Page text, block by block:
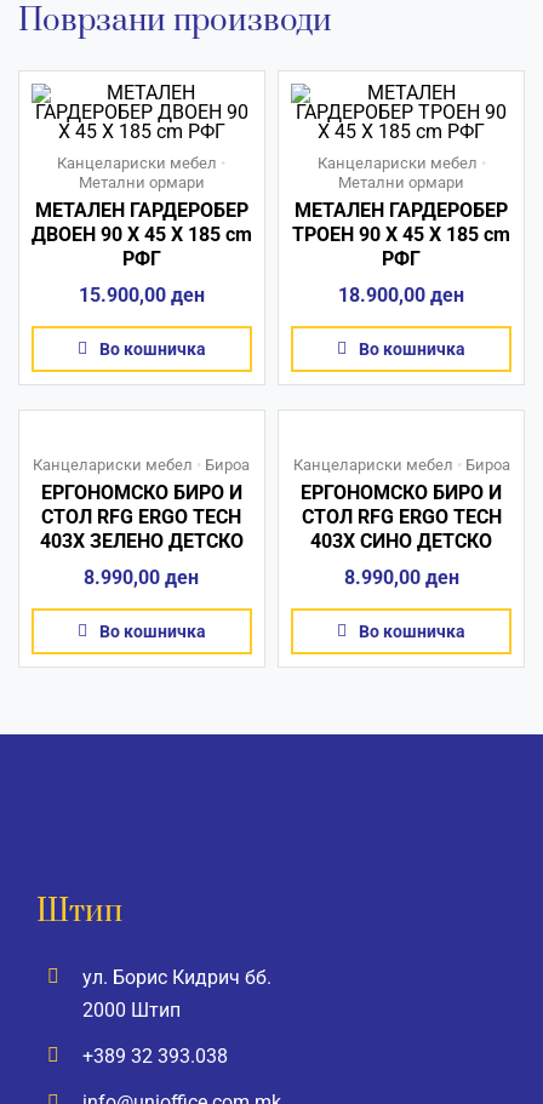
Поврзани производи
Канцелариски мебел •
Метални ормари
МЕТАЛЕН ГАРДЕРОБЕР
ДВОЕН 90 X 45 X 185 сm
РФГ
15.900,00 ден
Во кошничка
Канцелариски мебел •
Метални ормари
МЕТАЛЕН ГАРДЕРОБЕР
ТРОЕН 90 X 45 X 185 сm
РФГ
18.900,00 ден
Во кошничка
Канцелариски мебел • Бироа
ЕРГОНОМСКО БИРО И
СТОЛ RFG ERGO TECH
403X ЗЕЛЕНО ДЕТСКО
8.990,00ден
Во кошничка
Канцелариски мебел • Бироа
ЕРГОНОМСКО БИРО И
СТОЛ RFG ERGO TECH
403X СИНО ДЕТСКО
8.990,00 ден
Во кошничка
Штип
ул. Борис Кидрич бб.
2000 Штип
+389 32 393.038